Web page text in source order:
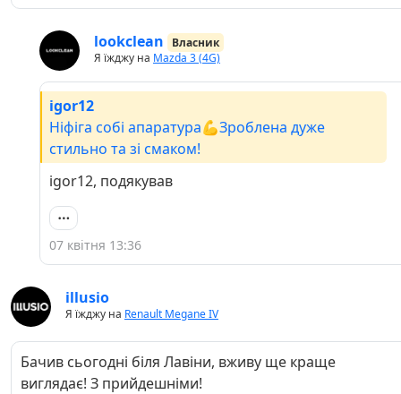
lookclean
Власник
Я їжджу на Mazda 3 (4G)
igor12
Ніфіга собі апаратура💪Зроблена дуже
стильно та зі смаком!
igor12, подякував
07 квітня 13:36
illusio
Я їжджу на Renault Megane IV
Бачив сьогодні біля Лавіни, вживу ще краще
виглядає! З прийдешніми!